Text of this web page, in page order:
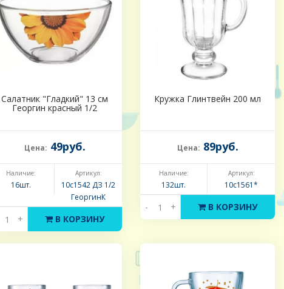
Салатник "Гладкий" 13 см
Георгин красный 1/2
Цена: 49руб.
Наличие:
16шт.
Артикул:
10с1542 ДЗ 1/2
ГеоргинК
+ В КОРЗИНУ
Кружка Глинтвейн 200 мл
Цена: 89руб.
Наличие:
132шт.
Артикул:
10с1561*
- + В КОРЗИНУ